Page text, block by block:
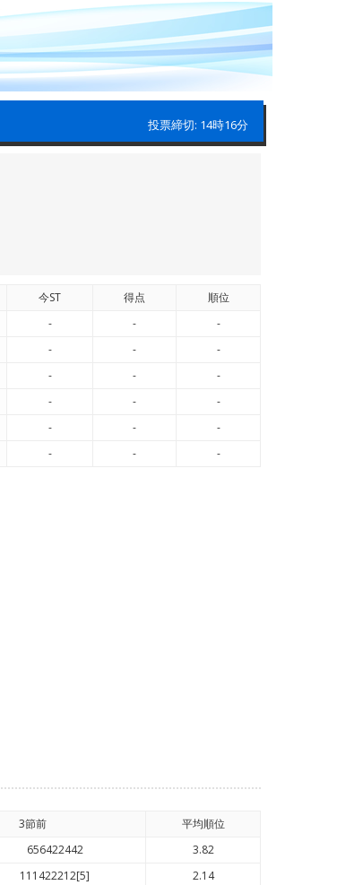
投票締切: 14時16分
今ST 得点
順位
- -
-
- -
-
- -
-
- -
-
- -
-
- - -
3節前 平均順位
656422442
3.82
111422212[5]
2.14